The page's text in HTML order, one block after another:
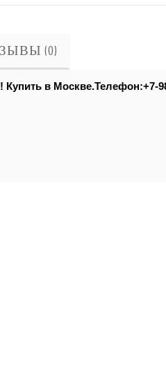
(0)
Купить в Москве.Телефон:+7-